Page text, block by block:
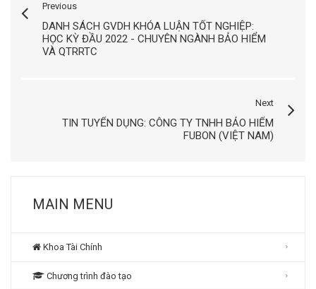
Previous
DANH SÁCH GVDH KHÓA LUẬN TỐT NGHIỆP:
HỌC KỲ ĐẦU 2022 - CHUYÊN NGÀNH BẢO HIỂM
VÀ QTRRTC
Next
TIN TUYỂN DỤNG: CÔNG TY TNHH BẢO HIỂM
FUBON (VIỆT NAM)
MAIN MENU
Khoa Tài Chính
Chương trình đào tạo